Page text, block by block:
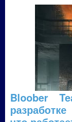
Bloober